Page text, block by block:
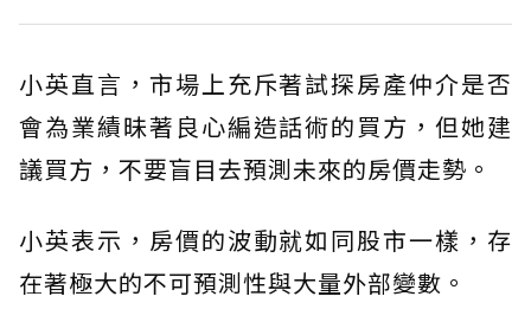
小英直言，市場上充斥著試探房產仲介是否
會為業績昧著良心編造話術的買方，但她建
議買方，不要盲目去預測未來的房價走勢。
小英表示，房價的波動就如同股市一樣，存
在著極大的不可預測性與大量外部變數。